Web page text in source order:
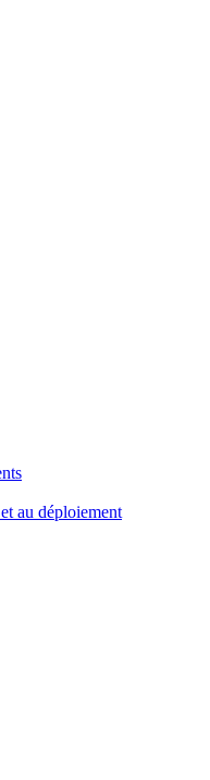
au déploiement